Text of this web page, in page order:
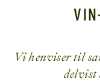
Vi henviser til
delvist